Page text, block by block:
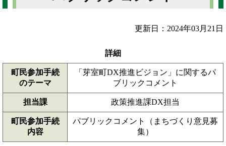
更新日：2024年03月21日
詳細
町民参加手続
のテーマ
「芽室町DX推進ビジョン」に関するパ
ブリックコメント
担当課 政策推進課DX担当
町民参加手続
内容
パブリックコメント（まちづくり意見募
集）